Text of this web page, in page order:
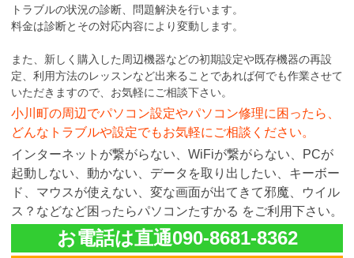
トラブルの状況の診断、問題解決を行います。
料金は診断とその対応内容により変動します。
また、新しく購入した周辺機器などの初期設定や既存機器の再設
定、利用方法のレッスンなど出来ることであれば何でも作業させて
いただきますので、お気軽にご相談下さい。
小川町の周辺でパソコン設定やパソコン修理に困ったら、
どんなトラブルや設定でもお気軽にご相談ください。
インターネットが繋がらない、WiFiが繋がらない、PCが
起動しない、動かない、データを取り出したい、キーボー
ド、マウスが使えない、変な画面が出てきて邪魔、ウイル
ス？などなど困ったらパソコンたすかる をご利用下さい。
お電話は直通090-8681-8362